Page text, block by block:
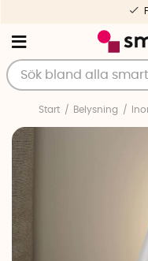
Start Belysning